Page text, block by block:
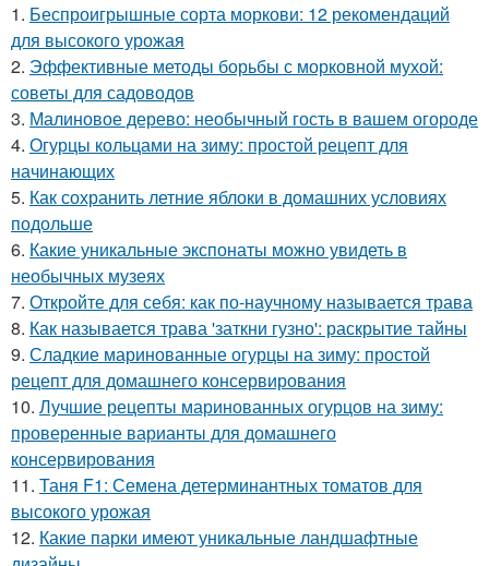
1. Беспроигрышные сорта моркови: 12 рекомендаций
для высокого урожая
2. Эффективные методы борьбы с морковной мухой:
советы для садоводов
3. Малиновое дерево: необычный гость в вашем огороде
4. Огурцы кольцами на зиму: простой рецепт для
начинающих
5. Как сохранить летние яблоки в домашних условиях
подольше
6. Какие уникальные экспонаты можно увидеть в
необычных музеях
7. Откройте для себя: как по-научному называется трава
8. Как называется трава 'заткни гузно': раскрытие тайны
9. Сладкие маринованные огурцы на зиму: простой
рецепт для домашнего консервирования
10. Лучшие рецепты маринованных огурцов на зиму:
проверенные варианты для домашнего
консервирования
11. Таня F1: Семена детерминантных томатов для
высокого урожая
12. Какие парки имеют уникальные ландшафтные